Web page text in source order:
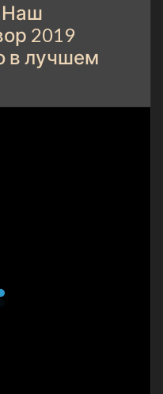
Наш
2019
в лучшем